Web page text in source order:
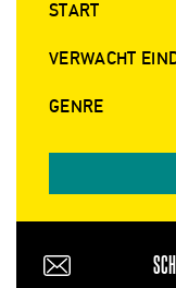
START
VERWACHT
GENRE